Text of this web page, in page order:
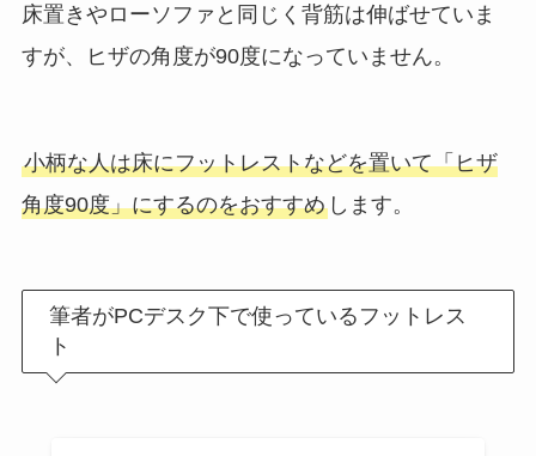
床置きやローソファと同じく背筋は伸ばせていま
すが、ヒザの角度が90度になっていません。
小柄な人は床にフットレストなどを置いて「ヒザ
角度90度」にするのをおすすめします。
筆者がPCデスク下で使っているフットレス
ト